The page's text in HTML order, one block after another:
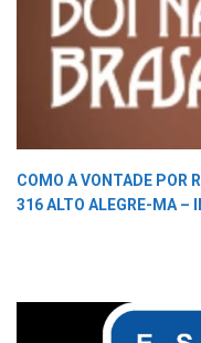
COMO A VONTADE POR
316 ALTO ALEGRE-MA –